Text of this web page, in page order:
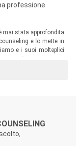
professione
mai stata approfondita
e lo mette in
e i suoi molteplici